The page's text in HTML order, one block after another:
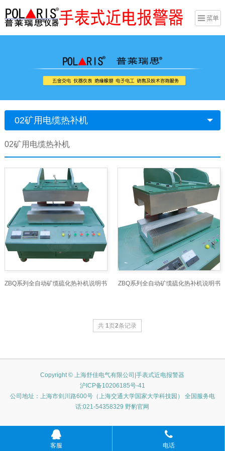
02矿用电缆热补机
02矿用电缆热补机
ZBQ系列全自动矿缆硫化热补机说明书 ZBQ系列全自动矿缆硫化热补机说明书
共1页2条记录
Copyright © 上海舒佳电气有限公司|手表式近电报警器
沪ICP备10206185号-41
公司地址：上海市剑川路600号（上海交通大学国家大学科技园） 全国服务电
话:021-54358329 野豹官网
客服 电话